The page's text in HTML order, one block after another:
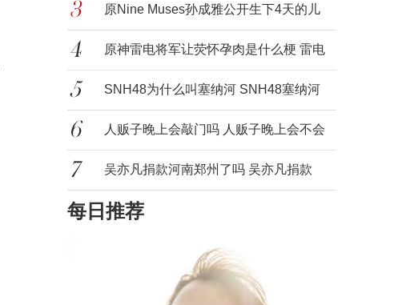
迷你专
原Nine Muses孙成雅公开生下4天的儿
子 感
原神雷电将军让荧怀孕肉是什么梗 雷电
将军
SNH48为什么叫塞纳河 SNH48塞纳河
女团是什
人贩子晚上会敲门吗 人贩子晚上会不会
进家
吴亦凡捐款河南郑州了吗 吴亦凡捐款
2000万
每日推荐